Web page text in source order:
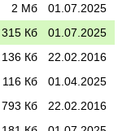
01.07.2025
2 Мб
01.07.2025
315 Кб
22.02.2016
136 Кб
01.04.2025
116 Кб
22.02.2016
793 Кб